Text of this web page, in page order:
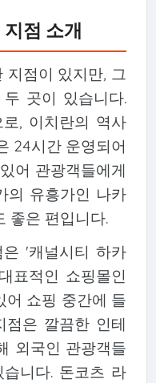
점 소개
지점이 있지만, 그
곳이 있습니다.
, 이치란의 역사
24시간 운영되어
어 관광객들에게
의 유흥가인 나카
좋은 편입니다.
'캐널시티 하카
표적인 쇼핑몰인
어 쇼핑 중간에 들
점은 깔끔한 인테
외국인 관광객들
니다. 돈코츠 라